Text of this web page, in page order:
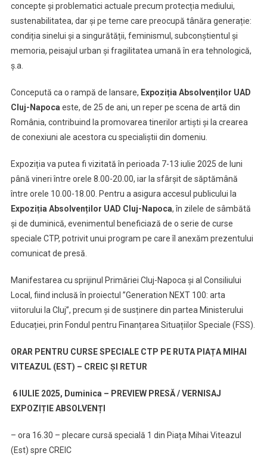
concepte și problematici actuale precum protecția mediului,
sustenabilitatea, dar și pe teme care preocupă tânăra generație:
condiția sinelui și a singurătății, feminismul, subconștientul și
memoria, peisajul urban și fragilitatea umană în era tehnologică,
ș.a.
Concepută ca o rampă de lansare, Expoziția Absolvenților UAD
Cluj-Napocaeste, de 25 de ani, un reper pe scena de artă din
România, contribuind la promovarea tinerilor artiști și la crearea
de conexiuni ale acestora cu specialiștii din domeniu.
Expoziția va putea fi vizitată în perioada 7-13 iulie 2025 de luni
până vineri între orele 8.00-20.00, iar la sfârșit de săptămână
între orele 10.00-18.00. Pentru a asigura accesul publicului la
Expoziția Absolvenților UAD Cluj-Napoca, în zilele de sâmbătă
și de duminică, evenimentul beneficiază de o serie de curse
speciale CTP, potrivit unui program pe care îl anexăm prezentului
comunicat de presă.
Manifestarea cu sprijinul Primăriei Cluj-Napoca și al Consiliului
Local, fiind inclusă în proiectul ”Generation NEXT 100: arta
viitorului la Cluj”, precum și de susținere din partea Ministerului
Educației, prin Fondul pentru Finanțarea Situațiilor Speciale (FSS).
ORAR PENTRU CURSE SPECIALE CTP PE RUTA PIAȚA MIHAI
VITEAZUL (EST) – CREIC ȘI RETUR
6 IULIE 2025, Duminica – PREVIEW PRESĂ / VERNISAJ
EXPOZIȚIE ABSOLVENȚI
– ora 16.30 – plecare cursă specială 1 din Piața Mihai Viteazul
(Est) spre CREIC